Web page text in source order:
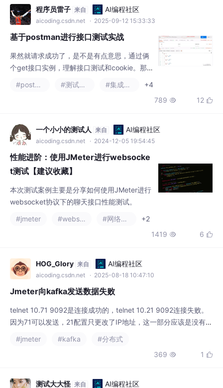
接口先是通过注册
程序员雷子 来自 AI编程社区
aicoding.csdn.net · 2025-09-12 15:33:33
基于postman进行接口测试实战
果然就请求成功了，是不是有点意思，通过俩
个get接口实例，理解接口测试和cookie。那
一下常见的token,这也是面试常问的一个问
+4
789  12 
一个小小的测试人 来自 AI编程社区
aicoding.csdn.net · 2024-12-05 19:54:45
性能进阶：使用JMeter进行websocke
t测试【建议收藏】
本次测试案例主要是分享如何使用JMeter进行
websocket协议下的聊天接口性能测试。
#jmeter
+2
1419  6 
HOG_Glory 来自 AI编程社区
aicoding.csdn.net · 2025-08-18 10:47:10
Jmeter向kafka发送数据失败
telnet 10.71 9092是连接成功的，telnet 10.21 9092连接失败。
因为71可以发送，21配置只更改了IP地址，这一部分应该是没有问
Jmeter执行发送数据，查看结果树显示成功。4、检查网络连接，
确保Jmeter可以连接到kafka集群。71可以发送，但相同的另一套
#jmeter #kafka
#分布式
369  1 
测试大大怪 来自 AI编程社区